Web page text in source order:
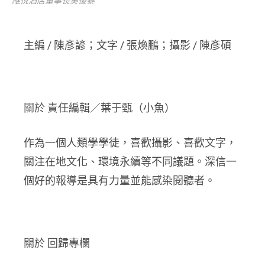
主編 / 陳彥諺；文字 / 張煥鵬；攝影 / 陳彥碩
關於 責任編輯／葉于甄（小魚）
作為一個人類學學徒，喜歡攝影、喜歡文字，
關注在地文化、環境永續等不同議題。深信一
個好的報導是具有力量並能感染閱聽者。
關於 回歸專欄